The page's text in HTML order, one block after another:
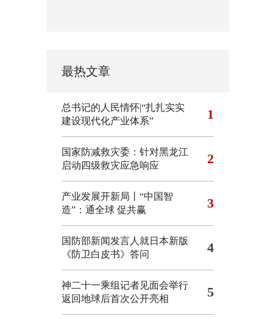
最热文章
总书记的人民情怀|“扎扎实实
建设现代化产业体系”
1
国家防减救灾委：针对黑龙江
启动四级救灾应急响应
2
产业发展开新局丨“中国智
造”：通全球 促共赢
3
国防部新闻发言人就日本新版
《防卫白皮书》答问
4
神二十一乘组记者见面会举行
返回地球后首次公开亮相
5